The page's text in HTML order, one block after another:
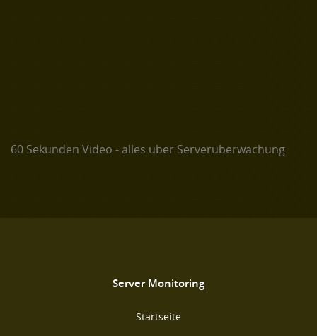
60 Sekunden Video - alles über Serverüberwachung
Server Monitoring
Startseite